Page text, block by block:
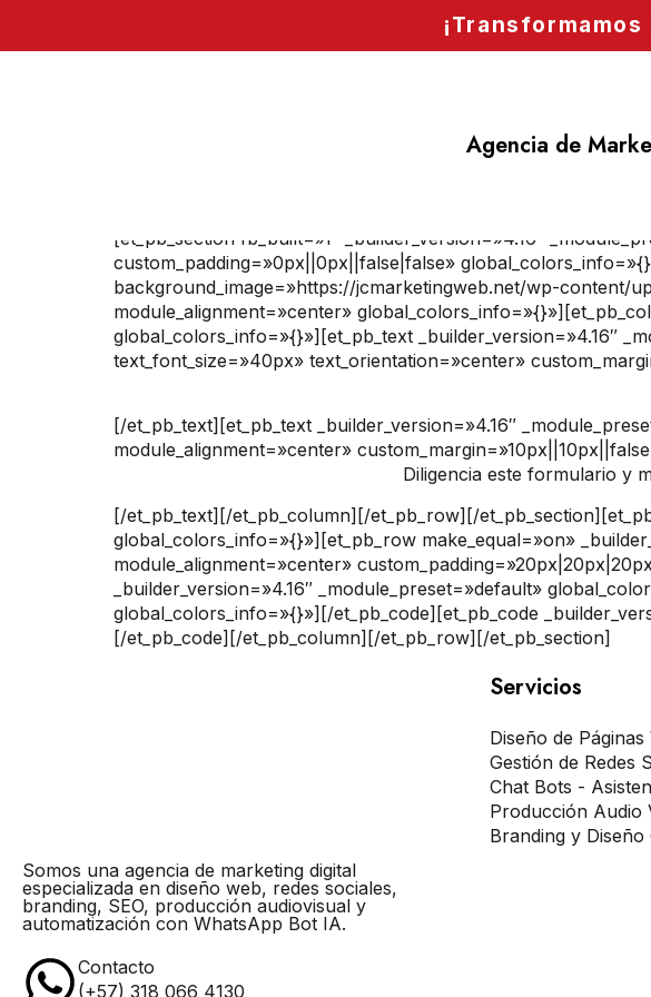
Agencia de
[et_pb_section fb_built=»1″ _builder_version=»4.16″
custom_padding=»0px||0px||false|false»
background_image=»https://jcmarketingweb.net/wp-content/
module_alignment=»center»
global_colors_info=»{}»][et_pb_text _builder_version=»4.16″
text_font_size=»40px» text_orientation=»center»
[/et_pb_text][et_pb_text _builder_version=»4.16″
module_alignment=»center»
Diligencia este formulario y
[/et_pb_text][/et_pb_column][/et_pb_row][/
global_colors_info=»{}»][et_pb_row make_equal=»on»
module_alignment=»center»
_builder_version=»4.16″ _module_preset=»default»
global_colors_info=»{}»][/et_pb_code][et_pb_code
[/et_pb_code][/et_pb_column][/et_pb_row][/et_pb_section]
Somos una agencia de marketing digital
especializada en diseño web, redes sociales,
branding, SEO, producción audiovisual y
automatización con WhatsApp Bot IA.
Contacto
(+57) 318 066 4130
Servicios
Diseño de Páginas
Gestión de Redes
Chat Bots -
Producción Audio
Branding y Diseño